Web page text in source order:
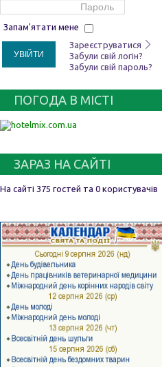
Запам'ятати мене
УВІЙТИ
Зареєструватися
Забули свій логін?
Забули свій пароль?
ПОГОДА В МІСТІ
ЗАРАЗ НА САЙТІ
На сайті 375 гостей та 0 користувачів